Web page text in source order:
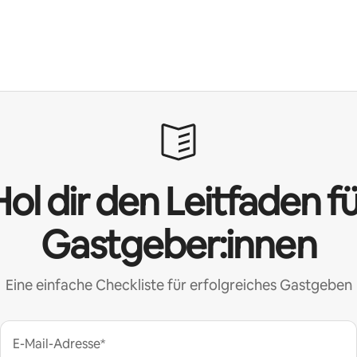
dir den Leitfaden
Gastgeber:innen
Eine einfache Checkliste für erfolgreiches Gastgeben
E-Mail-Adresse*